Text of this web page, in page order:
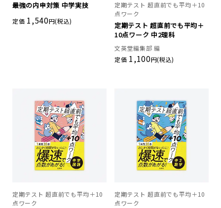
最強の内申対策 中学実技
定価 1,540円(税込)
定期テスト 超直前でも平均＋10
点ワーク
定期テスト 超直前でも平均＋
10点ワーク 中2理科
文英堂編集部 編
定価 1,100円(税込)
定期テスト 超直前でも平均＋10
点ワーク
定期テスト 超直前でも平均＋10
点ワーク